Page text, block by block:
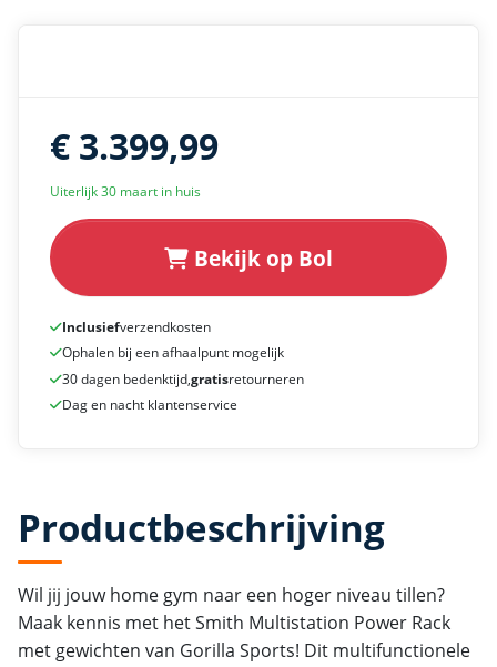
€ 3.399,99
Uiterlijk 30 maart in huis
Bekijk op Bol
Inclusiefverzendkosten
Ophalen bij een afhaalpunt mogelijk
30 dagen bedenktijd,gratisretourneren
Dag en nacht klantenservice
Productbeschrijving
Wil jij jouw home gym naar een hoger niveau tillen?
Maak kennis met het Smith Multistation Power Rack
met gewichten van Gorilla Sports! Dit multifunctionele